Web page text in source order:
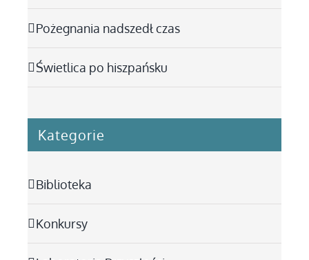
Pożegnania nadszedł czas
Świetlica po hiszpańsku
Kategorie
Biblioteka
Konkursy